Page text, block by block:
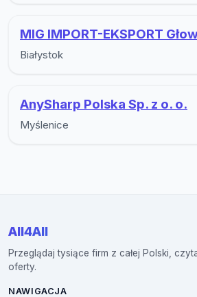
MIG IMPORT-EKSPORT
Białystok
AnySharp Polska Sp. z o. o.
Myślenice
All4All
Przeglądaj tysiące firm z całej Polski,
oferty.
NAWIGACJA